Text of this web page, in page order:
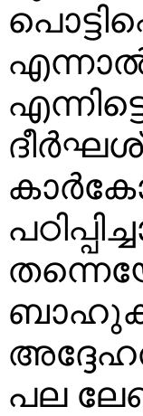
എന്നാല്‍
പല